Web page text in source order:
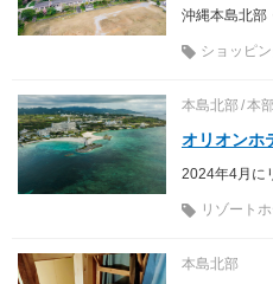
ショッピ
本島北部 本
オリオンホ
リゾート
本島北部